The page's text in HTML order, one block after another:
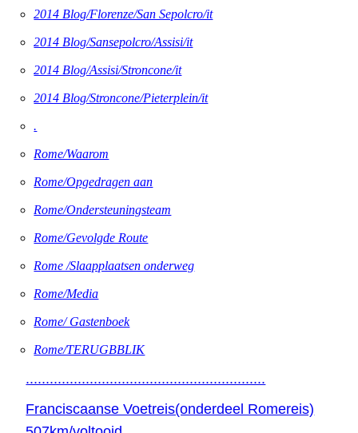
2014 Blog/Florenze/San Sepolcro/it
2014 Blog/Sansepolcro/Assisi/it
2014 Blog/Assisi/Stroncone/it
2014 Blog/Stroncone/Pieterplein/it
.
Rome/Waarom
Rome/Opgedragen aan
Rome/Ondersteuningsteam
Rome/Gevolgde Route
Rome /Slaapplaatsen onderweg
Rome/Media
Rome/ Gastenboek
Rome/TERUGBBLIK
............................................................
Franciscaanse Voetreis(onderdeel Romereis)